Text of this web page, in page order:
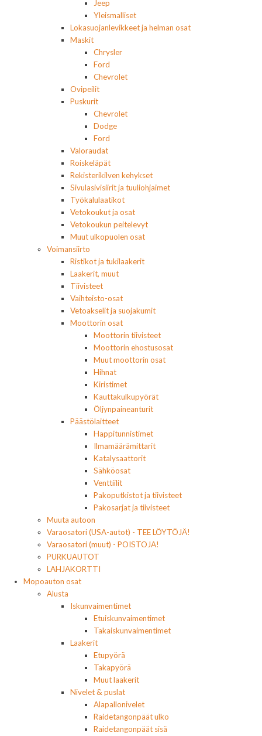
Jeep
Yleismalliset
Lokasuojanlevikkeet ja helman osat
Maskit
Chrysler
Ford
Chevrolet
Ovipeilit
Puskurit
Chevrolet
Dodge
Ford
Valoraudat
Roiskeläpät
Rekisterikilven kehykset
Sivulasivisiirit ja tuuliohjaimet
Työkalulaatikot
Vetokoukut ja osat
Vetokoukun peitelevyt
Muut ulkopuolen osat
Voimansiirto
Ristikot ja tukilaakerit
Laakerit, muut
Tiivisteet
Vaihteisto-osat
Vetoakselit ja suojakumit
Moottorin osat
Moottorin tiivisteet
Moottorin ehostusosat
Muut moottorin osat
Hihnat
Kiristimet
Kauttakulkupyörät
Öljynpaineanturit
Päästölaitteet
Happitunnistimet
Ilmamäärämittarit
Katalysaattorit
Sähköosat
Venttiilit
Pakoputkistot ja tiivisteet
Pakosarjat ja tiivisteet
Muuta autoon
Varaosatori (USA-autot) - TEE LÖYTÖJÄ!
Varaosatori (muut) - POISTOJA!
PURKUAUTOT
LAHJAKORTTI
Mopoauton osat
Alusta
Iskunvaimentimet
Etuiskunvaimentimet
Takaiskunvaimentimet
Laakerit
Etupyörä
Takapyörä
Muut laakerit
Nivelet & puslat
Alapallonivelet
Raidetangonpäät ulko
Raidetangonpäät sisä